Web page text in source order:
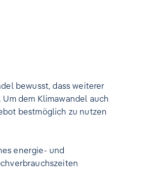
bewusst, dass weiterer
dem Klimawandel auch
bestmöglich zu nutzen
energie- und